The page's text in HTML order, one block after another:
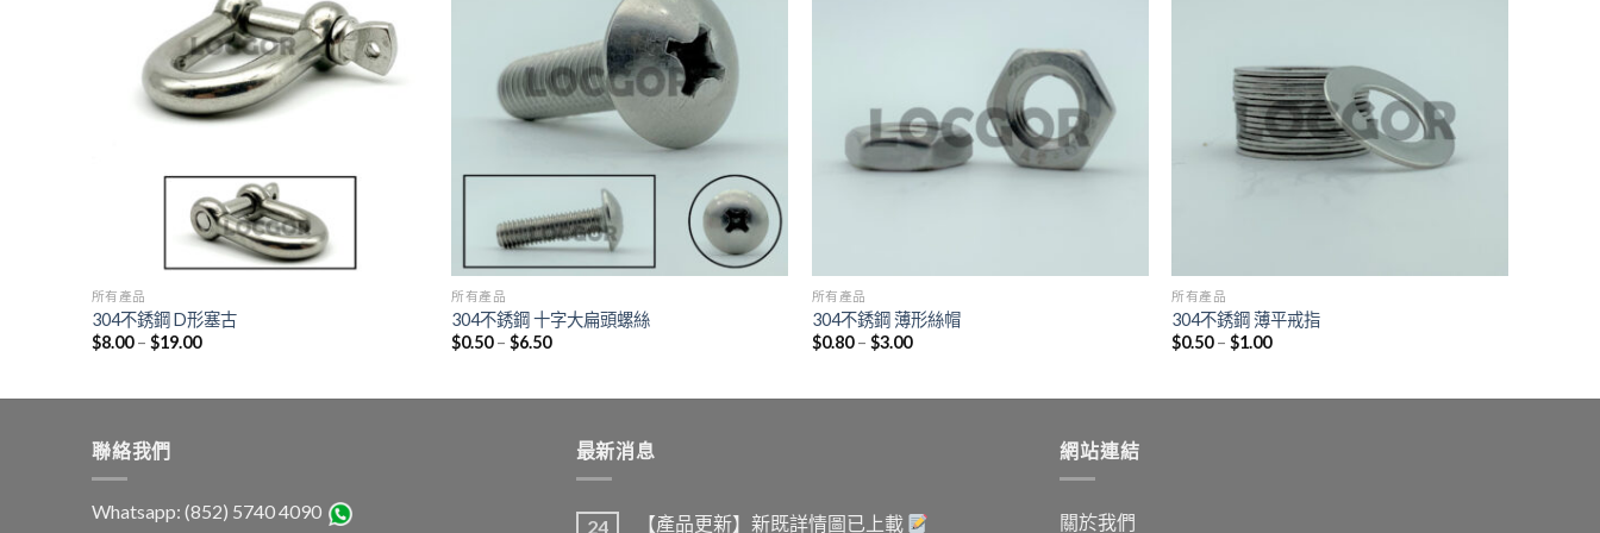
所有產品
304不銹鋼 D形塞古
$8.00– $19.00
所有產品
304不銹鋼 十字大扁頭螺絲
$0.50–$6.50
所有產品
304不銹鋼 薄形絲帽
$0.80– $3.00
所有產品
304不銹鋼 薄平戒指
$0.50–$1.00
聯絡我們
Whatsapp: (852) 5740 4090
最新消息
24 【產品更新】新既詳情圖已上載
網站連結
關於我們